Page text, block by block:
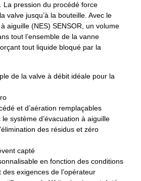
La pression du procédé force
valve jusqu’à la bouteille. Avec le
aiguille (NES) SENSOR, un volume
tout l’ensemble de la vanne
tout liquide bloqué par la
de la valve à débit idéale pour la
et d’aération remplaçables
système d’évacuation à aiguille
des résidus et zéro
capté
en fonction des conditions
exigences de l’opérateur